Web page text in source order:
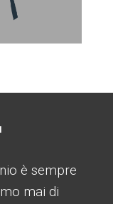
è sempre
mai di